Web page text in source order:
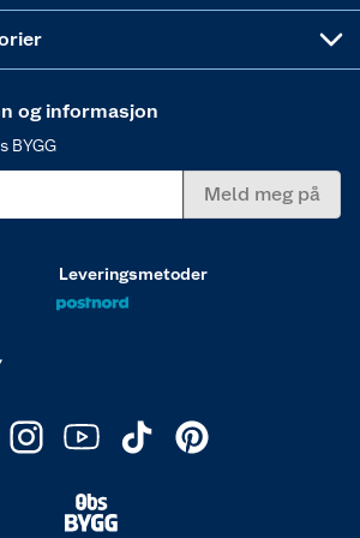
og informasjon
BYGG
Meld meg på
Leveringsmetoder